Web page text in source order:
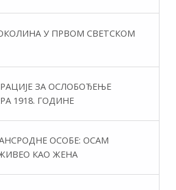
У ПРВОМ СВЕТСКОМ
ЗА ОСЛОБОЂЕЊЕ
1918. ГОДИНЕ
ОСОБЕ: ОСАМ
КАО ЖЕНА